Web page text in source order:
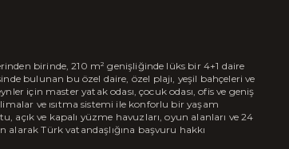
birinde, 210 m² genişliğinde lüks bir 4+1 daire
bulunan bu özel daire, özel plajı, yeşil bahçeleri ve
için master yatak odası, çocuk odası, ofis ve geniş
ve ısıtma sistemi ile konforlu bir yaşam
açık ve kapalı yüzme havuzları, oyun alanları ve 24
alarak Türk vatandaşlığına başvuru hakkı